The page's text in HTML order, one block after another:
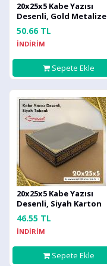
20x25x5 Kabe Yazısı
Desenli, Gold Metalize
Karton Tabanlı Kutu
50.66 TL
İNDİRİM
Sepete Ekle
20x25x5 Kabe Yazısı
Desenli, Siyah Karton
Tabanlı Kutu
46.55 TL
İNDİRİM
Sepete Ekle